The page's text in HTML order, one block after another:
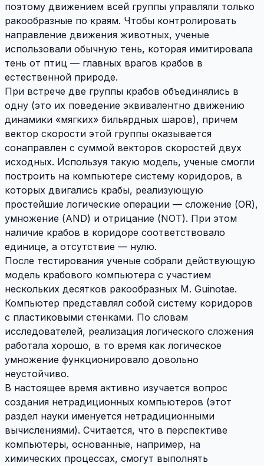
поэтому движением всей группы управляли только
ракообразные по краям. Чтобы контролировать
направление движения животных, ученые
использовали обычную тень, которая имитировала
тень от птиц — главных врагов крабов в
естественной природе.
При встрече две группы крабов объединялись в
одну (это их поведение эквивалентно движению
динамики «мягких» бильярдных шаров), причем
вектор скорости этой группы оказывается
сонаправлен с суммой векторов скоростей двух
исходных. Используя такую модель, ученые смогли
построить на компьютере систему коридоров, в
которых двигались крабы, реализующую
простейшие логические операции — сложение (OR),
умножение (AND) и отрицание (NOT). При этом
наличие крабов в коридоре соответствовало
единице, а отсутствие — нулю.
После тестирования ученые собрали действующую
модель крабового компьютера с участием
нескольких десятков ракообразных M. Guinotae.
Компьютер представлял собой систему коридоров
с пластиковыми стенками. По словам
исследователей, реализация логического сложения
работала хорошо, в то время как логическое
умножение функционировало довольно
неустойчиво.
В настоящее время активно изучается вопрос
создания нетрадиционных компьютеров (этот
раздел науки именуется нетрадиционными
вычислениями). Считается, что в перспективе
компьютеры, основанные, например, на
химических процессах, смогут выполнять